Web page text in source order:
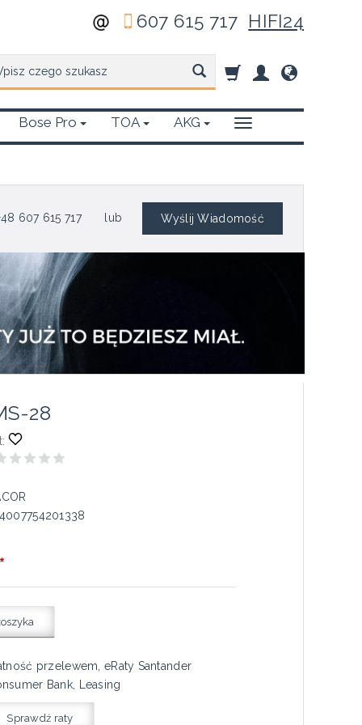
607 615 717 HIFI24
Bose Pro TOA AKG
607 615 717 lub Wyślij Wiadomość
28
przelewem, eRaty Santander
Bank, Leasing
Sprawdź raty